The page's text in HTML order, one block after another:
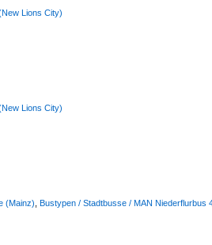
Lions City)
Lions City)
(Mainz) Bustypen / Stadtbusse / MAN Niederflurbus